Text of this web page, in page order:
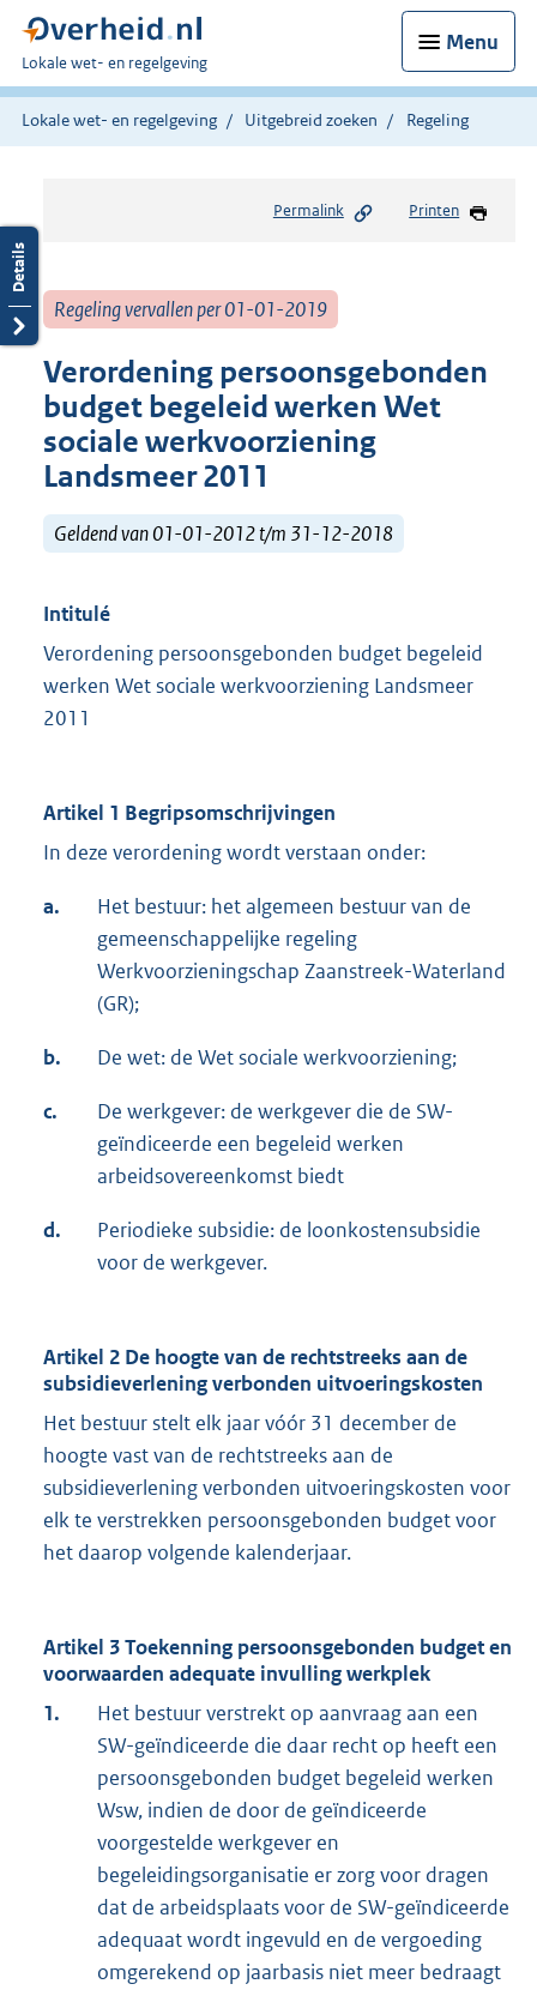
Menu
U
bent
hier:
Lokale wet- en regelgeving
Lokale wet- en regelgeving Uitgebreid zoeken Regeling
Permalink Printen
Regeling vervallen per 01-01-2019
Verordening persoonsgebonden
budget begeleid werken Wet
sociale werkvoorziening
Landsmeer 2011
Geldend van 01-01-2012 t/m 31-12-2018
Intitulé
Verordening persoonsgebonden budget begeleid
werken Wet sociale werkvoorziening Landsmeer
2011
Artikel 1 Begripsomschrijvingen
In deze verordening wordt verstaan onder:
a.
Het bestuur: het algemeen bestuur van de
gemeenschappelijke regeling
Werkvoorzieningschap Zaanstreek-Waterland
(GR);
b. De wet: de Wet sociale werkvoorziening;
c.
De werkgever: de werkgever die de SW-
geïndiceerde een begeleid werken
arbeidsovereenkomst biedt
d.
Periodieke subsidie: de loonkostensubsidie
voor de werkgever.
Artikel 2 De hoogte van de rechtstreeks aan de
subsidieverlening verbonden uitvoeringskosten
Het bestuur stelt elk jaar vóór 31 december de
hoogte vast van de rechtstreeks aan de
subsidieverlening verbonden uitvoeringskosten voor
elk te verstrekken persoonsgebonden budget voor
het daarop volgende kalenderjaar.
Artikel 3 Toekenning persoonsgebonden budget en
voorwaarden adequate invulling werkplek
1.
Het bestuur verstrekt op aanvraag aan een
SW-geïndiceerde die daar recht op heeft een
persoonsgebonden budget begeleid werken
Wsw, indien de door de geïndiceerde
voorgestelde werkgever en
begeleidingsorganisatie er zorg voor dragen
dat de arbeidsplaats voor de SW-geïndiceerde
adequaat wordt ingevuld en de vergoeding
omgerekend op jaarbasis niet meer bedraagt